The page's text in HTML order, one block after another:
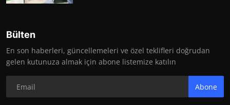
Bülten
En son haberleri, güncellemeleri ve özel teklifleri doğrudan
gelen kutunuza almak için abone listemize katılın
Abone